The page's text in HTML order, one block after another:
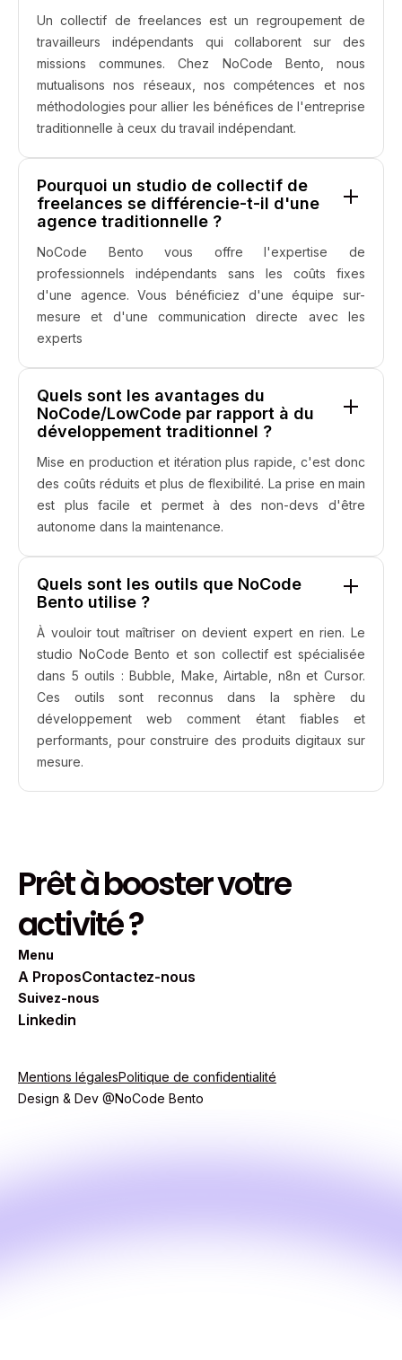
Un collectif de freelances est un regroupement de
travailleurs indépendants qui collaborent sur des
missions communes. Chez NoCode Bento, nous
mutualisons nos réseaux, nos compétences et nos
méthodologies pour allier les bénéfices de l'entreprise
traditionnelle à ceux du travail indépendant.
Pourquoi un studio de collectif de
freelances se différencie-t-il d'une
agence traditionnelle ?
NoCode Bento vous offre l'expertise de
professionnels indépendants sans les coûts fixes
d'une agence. Vous bénéficiez d'une équipe sur-
mesure et d'une communication directe avec les
experts
Quels sont les avantages du
NoCode/LowCode par rapport à du
développement traditionnel ?
Mise en production et itération plus rapide, c'est donc
des coûts réduits et plus de flexibilité. La prise en main
est plus facile et permet à des non-devs d'être
autonome dans la maintenance.
Quels sont les outils que NoCode
Bento utilise ?
À vouloir tout maîtriser on devient expert en rien. Le
studio NoCode Bento et son collectif est spécialisée
dans 5 outils : Bubble, Make, Airtable, n8n et Cursor.
Ces outils sont reconnus dans la sphère du
développement web comment étant fiables et
performants, pour construire des produits digitaux sur
mesure.
Prêt à booster votre
activité ?
Menu
A ProposContactez-nous
Suivez-nous
Linkedin
Mentions légales
Design & Dev @NoCode Bento
Politique de confidentialité